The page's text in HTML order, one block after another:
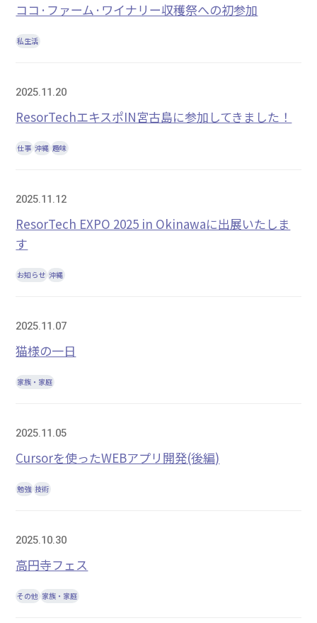
ココ·ファーム·ワイナリー収穫祭への初参加
私生活
2025.11.20
ResorTechエキスポIN宮古島に参加してきました！
仕事 沖縄 趣味
2025.11.12
ResorTech EXPO 2025 in Okinawaに出展いたしま
す
お知らせ 沖縄
2025.11.07
猫様の一日
家族・家庭
2025.11.05
Cursorを使ったWEBアプリ開発(後編)
勉強 技術
2025.10.30
高円寺フェス
その他 家族・家庭